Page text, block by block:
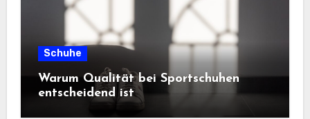
Schuhe
Warum Qualität bei Sportschuhen
entscheidend ist